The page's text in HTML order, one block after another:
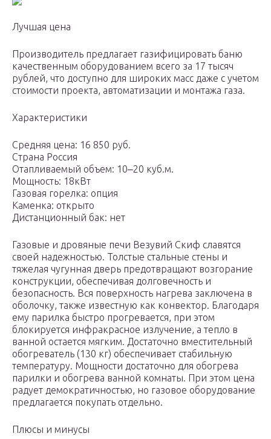
Лучшая цена
Производитель предлагает газифицировать баню
качественным оборудованием всего за 17 тысяч
рублей, что доступно для широких масс даже с учетом
стоимости проекта, автоматизации и монтажа газа.
Характеристики
Средняя цена: 16 850 руб.
Страна Россия
Отапливаемый объем: 10‒20 куб.м.
Мощность: 18кВт
Газовая горелка: опция
Каменка: открыто
Дистанционный бак: нет
Газовые и дровяные печи Везувий Скиф славятся
своей надежностью. Толстые стальные стены и
тяжелая чугунная дверь предотвращают возгорание
конструкции, обеспечивая долговечность и
безопасность. Вся поверхность нагрева заключена в
оболочку, также известную как конвектор. Благодаря
ему парилка быстро прогревается, при этом
блокируется инфракрасное излучение, а тепло в
ванной остается мягким. Достаточно вместительный
обогреватель (130 кг) обеспечивает стабильную
температуру. Мощности достаточно для обогрева
парилки и обогрева ванной комнаты. При этом цена
радует демократичностью, но газовое оборудование
предлагается покупать отдельно.
Плюсы и минусы